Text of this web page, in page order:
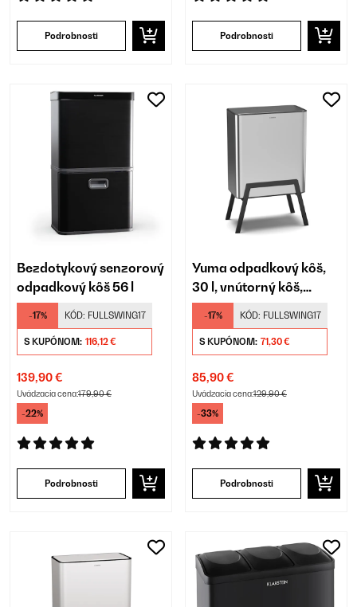
Podrobnosti Podrobnosti
Bezdotykový senzorový
odpadkový kôš 56 l
-17% KÓD: FULLSWING17
S KUPÓNOM: 116,12 €
139,90 €
Uvádzacia cena:179,90 €
-22%
Podrobnosti
Yuma odpadkový kôš,
30 l, vnútorný kôš,
pachový filter, nožičky
-17% KÓD: FULLSWING17
S KUPÓNOM: 71,30 €
85,90 €
Uvádzacia cena:129,90 €
-33%
Podrobnosti